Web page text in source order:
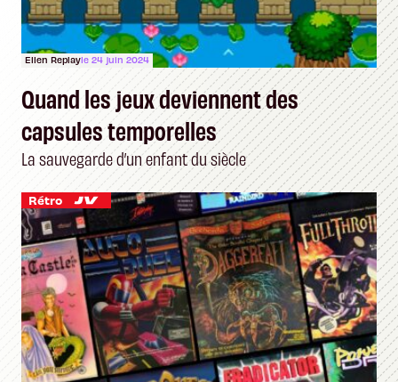
Ellen Replayle 24 juin 2024
Quand les jeux deviennent des
capsules temporelles
La sauvegarde d’un enfant du siècle
Rétro